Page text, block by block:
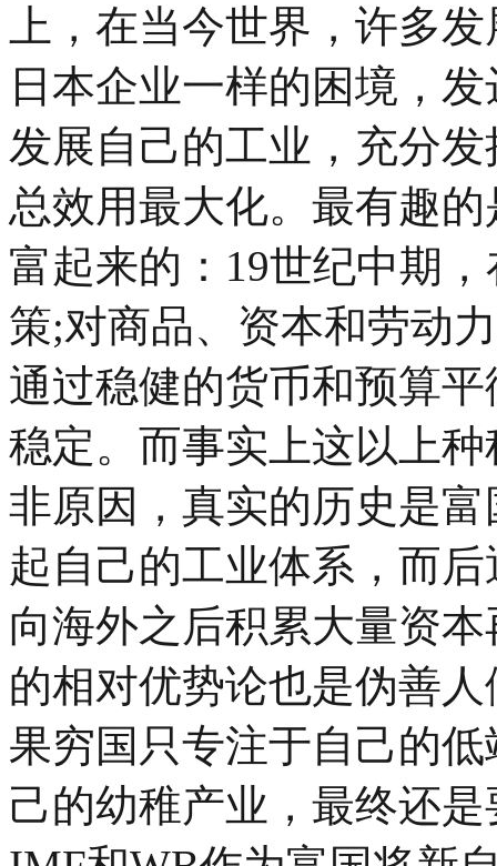
上，在当今世界，许多
日本企业一样的困境，
发展自己的工业，充分
总效用最大化。最有趣
富起来的：19世纪中期
策;对商品、资本和劳动
通过稳健的货币和预算
稳定。而事实上这以上
非原因，真实的历史是
起自己的工业体系，而
向海外之后积累大量资
的相对优势论也是伪善
果穷国只专注于自己的
己的幼稚产业，最终还